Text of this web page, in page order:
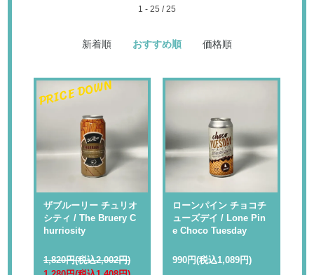
1 - 25 / 25
新着順 おすすめ順 価格順
PRICE DOWN
ザブルーリー チュリオ
シティ / The Bruery C
hurriosity
1,820円(税込2,002円)
ローンパイン チョコチ
ューズデイ / Lone Pin
e Choco Tuesday
990円(税込1,089円)